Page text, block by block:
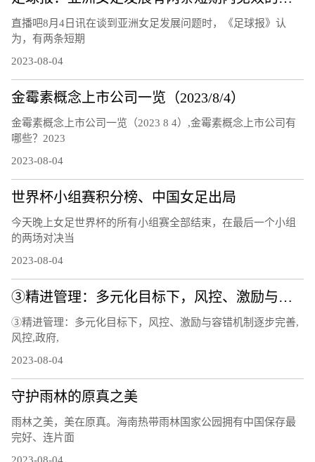
直播吧8月4日讯在谈到亚洲女足发展问题时，《足球报》认
为，有两条短期
2023-08-04
金霉素概念上市公司一览（2023/8/4）
金霉素概念上市公司一览（2023 8 4）,金霉素概念上市公司有
哪些？2023
2023-08-04
世界杯小组赛积分榜、中国女足出局
今天晚上女足世界杯的所有小组赛全部结束，在最后一个小组
的两场对决当
2023-08-04
③精进管理：多元化目标下，风控、激励与容错机制逐步完善
③精进管理：多元化目标下，风控、激励与容错机制逐步完善,
风控,政府,
2023-08-04
守护雨林的原真之美
雨林之美，美在原真。海南热带雨林国家公园拥有中国保存最
完好、连片面